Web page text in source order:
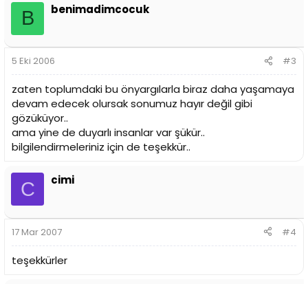
B benimadimcocuk
5 Eki 2006 #3
zaten toplumdaki bu önyargılarla biraz daha yaşamaya
devam edecek olursak sonumuz hayır değil gibi
gözüküyor..
ama yine de duyarlı insanlar var şükür..
bilgilendirmeleriniz için de teşekkür..
C cimi
17 Mar 2007 #4
teşekkürler